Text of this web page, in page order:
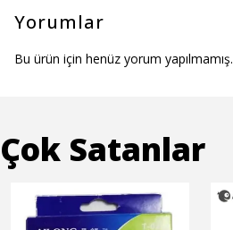
Yorumlar
Bu ürün için henüz yorum yapılmamış.
Çok Satanlar